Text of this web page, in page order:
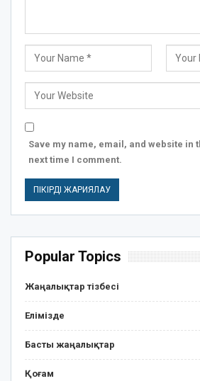
Save my name, email, and website in
next time I comment.
Popular Topics
Жаңалықтар тізбесі
Елімізде
Басты жаңалықтар
Қоғам